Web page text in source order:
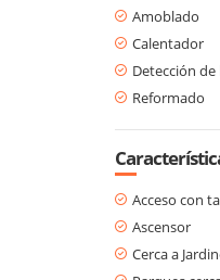
Amoblado
Calentador
Detección
Reformado
Acceso con
Ascensor
Cerca a